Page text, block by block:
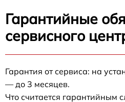
Гарантийные
сервисного
Гарантия от сервиса: на
— до 3 месяцев.
Что считается гарантийным